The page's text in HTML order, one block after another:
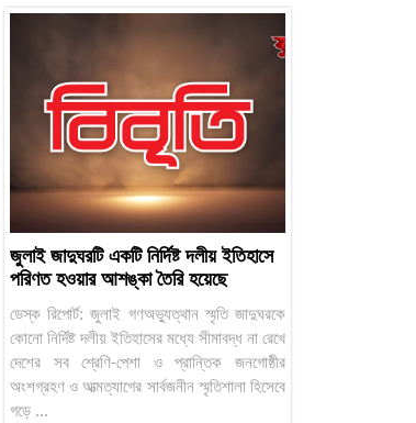
জুলাই জাদুঘরটি একটি নির্দিষ্ট দলীয় ইতিহাসে
পরিণত হওয়ার আশঙ্কা তৈরি হয়েছে
ডেস্ক রিপোর্ট: জুলাই গণঅভ্যুত্থান স্মৃতি জাদুঘরকে
কোনো নির্দিষ্ট দলীয় ইতিহাসের মধ্যে সীমাবদ্ধ না রেখে
দেশের সব শ্রেণি-পেশা ও প্রান্তিক জনগোষ্ঠীর
অংশগ্রহণ ও আত্মত্যাগের সার্বজনীন স্মৃতিশালা হিসেবে
গড়ে ...